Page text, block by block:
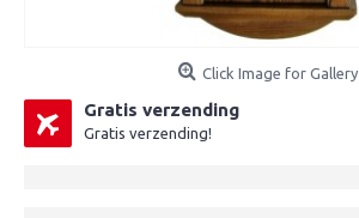
Click Image for Gallery
Gratis verzending
Gratis verzending!